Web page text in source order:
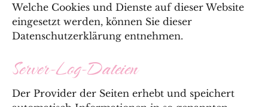
Welche Cookies und Dienste auf dieser Website
eingesetzt werden, können Sie dieser
Datenschutzerklärung entnehmen.
Server-Log-Dateien
Der Provider der Seiten erhebt und speichert